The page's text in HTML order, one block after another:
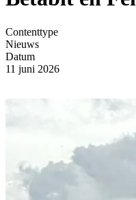
Contenttype
Nieuws
Datum
11 juni 2026